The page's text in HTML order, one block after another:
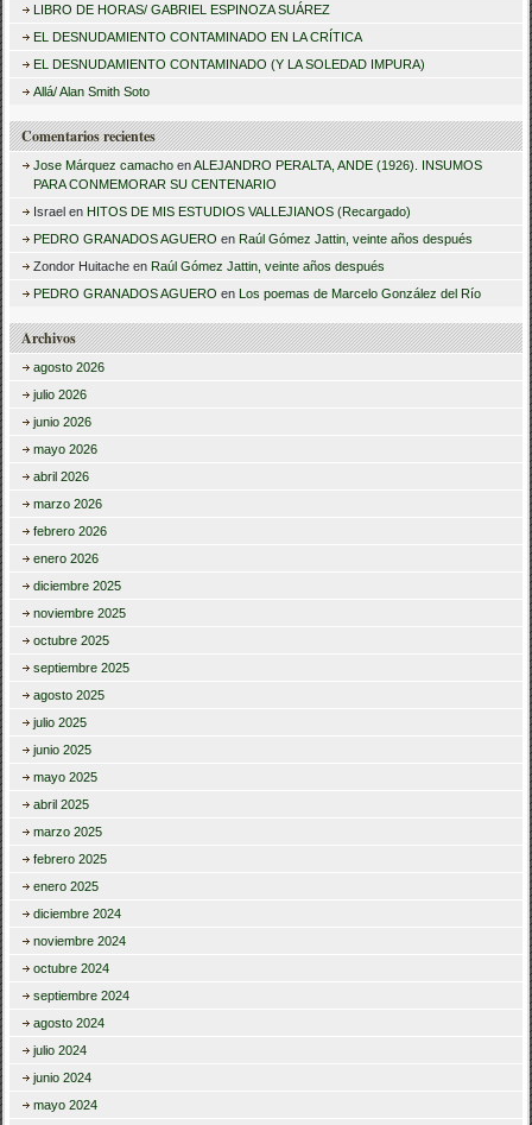
r
LIBRO DE HORAS/ GABRIEL ESPINOZA SUÁREZ
EL DESNUDAMIENTO CONTAMINADO EN LA CRÍTICA
EL DESNUDAMIENTO CONTAMINADO (Y LA SOLEDAD IMPURA)
Allá/ Alan Smith Soto
Comentarios recientes
Jose Márquez camacho enALEJANDRO PERALTA, ANDE (1926). INSUMOS
PARA CONMEMORAR SU CENTENARIO
Israel en HITOS DE MIS ESTUDIOS VALLEJIANOS (Recargado)
PEDRO GRANADOS AGUERO en Raúl Gómez Jattin, veinte años después
Zondor Huitache en Raúl Gómez Jattin, veinte años después
PEDRO GRANADOS AGUERO en Los poemas de Marcelo González del Río
Archivos
agosto 2026
julio 2026
junio 2026
mayo 2026
abril 2026
marzo 2026
febrero 2026
enero 2026
diciembre 2025
noviembre 2025
octubre 2025
septiembre 2025
agosto 2025
julio 2025
junio 2025
mayo 2025
abril 2025
marzo 2025
febrero 2025
enero 2025
diciembre 2024
noviembre 2024
octubre 2024
septiembre 2024
agosto 2024
julio 2024
junio 2024
mayo 2024